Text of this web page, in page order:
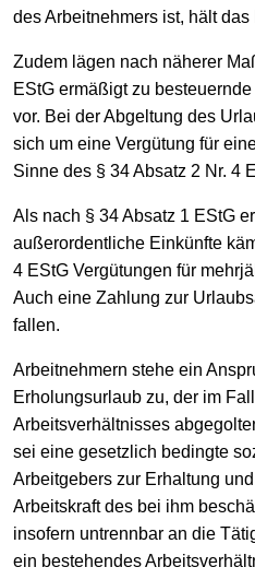
des Arbeitnehmers ist, hält das
Zudem lägen nach näherer
EStG ermäßigt zu
vor. Bei der Abgeltung des
sich um eine Vergütung für
Sinne des § 34 Absatz 2 Nr. 4
Als nach § 34 Absatz 1 EStG
außerordentliche Einkünfte
4 EStG Vergütungen für
Auch eine Zahlung zur
fallen.
Arbeitnehmern stehe ein
Erholungsurlaub zu, der im
Arbeitsverhältnisses
sei eine gesetzlich bedingte
Arbeitgebers zur Erhaltung
Arbeitskraft des bei ihm
insofern untrennbar an die
ein bestehendes